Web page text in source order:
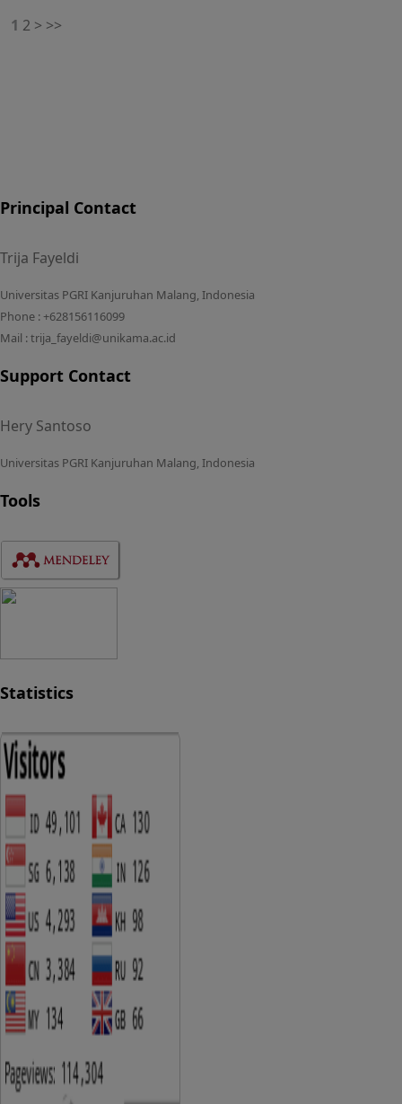
1 2 > >>
Principal Contact
Trija Fayeldi
Universitas PGRI Kanjuruhan Malang, Indonesia
Phone : +628156116099
Mail : trija_fayeldi@unikama.ac.id
Support Contact
Hery Santoso
Universitas PGRI Kanjuruhan Malang, Indonesia
Tools
Statistics